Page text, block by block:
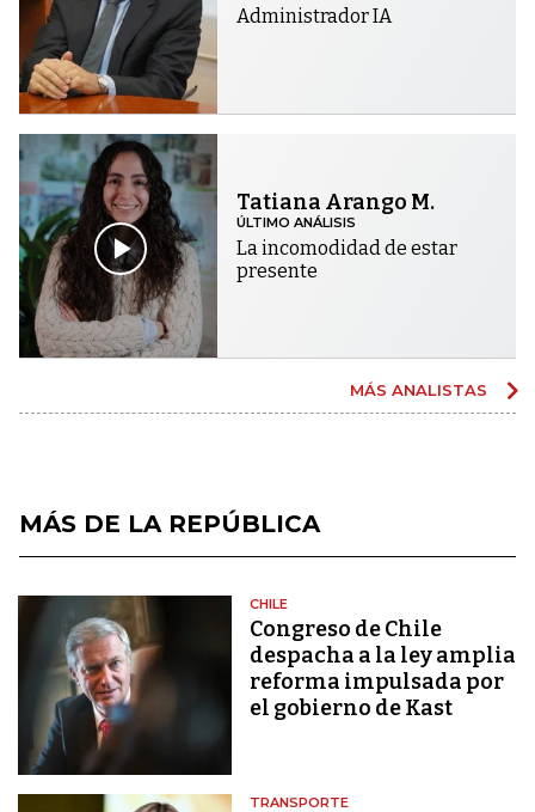
Administrador IA
Tatiana Arango M.
ÚLTIMO ANÁLISIS
La incomodidad de estar
presente
MÁS ANALISTAS
MÁS DE LA REPÚBLICA
CHILE
Congreso de Chile
despacha a la ley amplia
reforma impulsada por
el gobierno de Kast
TRANSPORTE